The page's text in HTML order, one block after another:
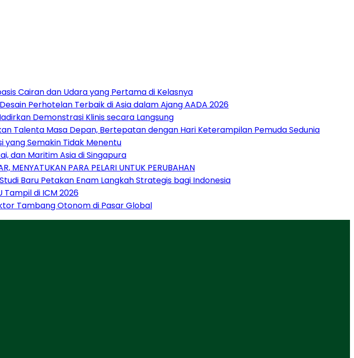
Cairan dan Udara yang Pertama di Kelasnya
Perhotelan Terbaik di Asia dalam Ajang AADA 2026
Demonstrasi Klinis secara Langsung
Talenta Masa Depan, Bertepatan dengan Hari Keterampilan Pemuda Sedunia
yang Semakin Tidak Menentu
dan Maritim Asia di Singapura
MENYATUKAN PARA PELARI UNTUK PERUBAHAN
Baru Petakan Enam Langkah Strategis bagi Indonesia
Tampil di ICM 2026
Tambang Otonom di Pasar Global